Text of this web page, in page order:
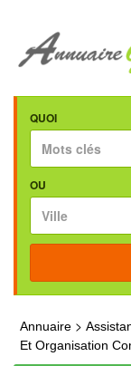
QUOI
OU
Annuaire >
Et Organisation